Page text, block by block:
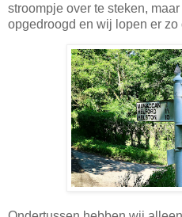
stroompje over te steken,
opgedroogd en wij lopen er zo